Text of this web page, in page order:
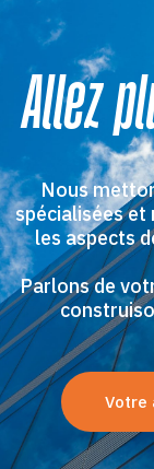
Allez
Nous
spécialisées et
les aspects
Parlons de
Votre